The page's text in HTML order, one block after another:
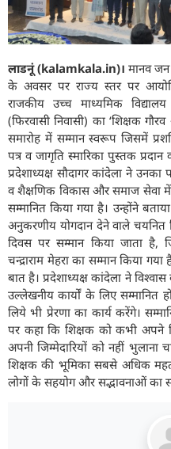
लाडनूं (kalamkala.in)। मानव जन
के अवसर पर राज्य स्तर पर
राजकीय उच्च माध्यमिक विद्यालय
(फिरवासी निवासी) का ‘शिक्षक
समारोह में सम्मान स्वरूप जिसमें
पत्र व जागृति स्मारिका पुस्तक
प्रदेशाध्यक्ष सौदागर कांदेला ने
व शैक्षणिक विकास और समाज सेवा में
सम्मानित किया गया है। उन्होंने
अनुकरणीय योगदान देने वाले चयनित
दिवस पर सम्मान किया जाता है,
चन्द्राराम मेहरा का सम्मान किया
बात है। प्रदेशाध्यक्ष कांदेला ने
उल्लेखनीय कार्यों के लिए सम्मानित
लिये भी प्रेरणा का कार्य करेंगे।
पर कहा कि शिक्षक को कभी अपने
अपनी जिम्मेदारियों को नहीं भुलाना
शिक्षक की भूमिका सबसे अधिक
लोगों के सहयोग और सद्भावनाओं का